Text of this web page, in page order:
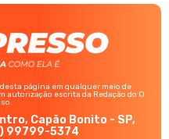
página em qualquer meio de
autorização escrita da Redação do O
Capão Bonito - SP,
99799-5374